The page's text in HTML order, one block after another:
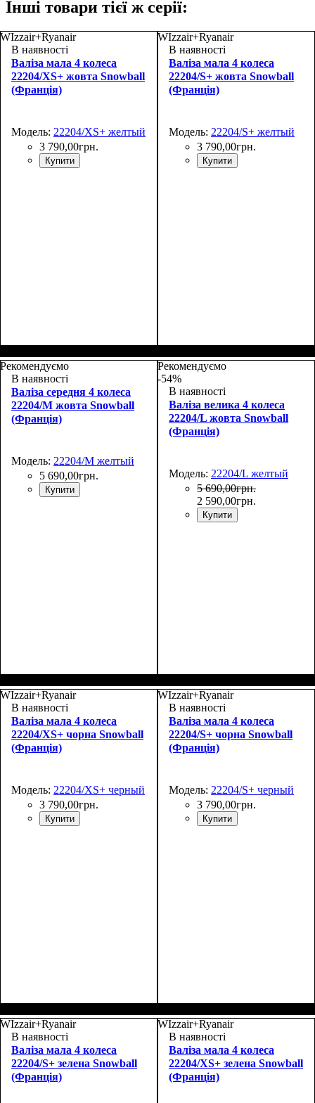
Інші товари тієї ж серії:
WIzzair+Ryanair
В наявності
Валіза мала 4 колеса
22204/XS+ жовта Snowball
(Франція)
Модель: 22204/XS+ желтый
3 790,00грн.
Купити
48х30х20+5
WIzzair+Ryanair
В наявності
Валіза мала 4 колеса
22204/S+ жовта Snowball
(Франція)
Модель: 22204/S+ желтый
3 790,00грн.
Купити
55х37х20+5
Рекомендуємо
В наявності
Валіза середня 4 колеса
22204/M жовта Snowball
(Франція)
Модель: 22204/M желтый
5 690,00грн.
Купити
69х43х27+4
Рекомендуємо
-54%
В наявності
Валіза велика 4 колеса
22204/L жовта Snowball
(Франція)
Модель: 22204/L желтый
5 690,00грн.
2 590,00грн.
Купити
80х48х30+4
WIzzair+Ryanair
В наявності
Валіза мала 4 колеса
22204/XS+ чорна Snowball
(Франція)
Модель: 22204/XS+ черный
3 790,00грн.
Купити
48х30х20+5
WIzzair+Ryanair
В наявності
Валіза мала 4 колеса
22204/S+ чорна Snowball
(Франція)
Модель: 22204/S+ черный
3 790,00грн.
Купити
55х37х20+4
WIzzair+Ryanair
В наявності
Валіза мала 4 колеса
22204/S+ зелена Snowball
(Франція)
WIzzair+Ryanair
В наявності
Валіза мала 4 колеса
22204/XS+ зелена Snowball
(Франція)